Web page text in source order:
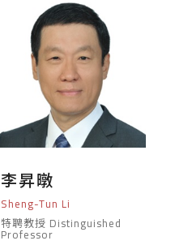
李昇暾
Sheng-Tun Li
特聘教授 Distinguished
Professor